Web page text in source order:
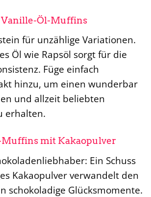
Vanille-Öl-Muffins
für unzählige Variationen.
Öl wie Rapsöl sorgt für die
Füge einfach
hinzu, um einen wunderbar
und allzeit beliebten
erhalten.
Muffins mit Kakaopulver
Ein Schuss
Kakaopulver verwandelt den
schokoladige Glücksmomente.